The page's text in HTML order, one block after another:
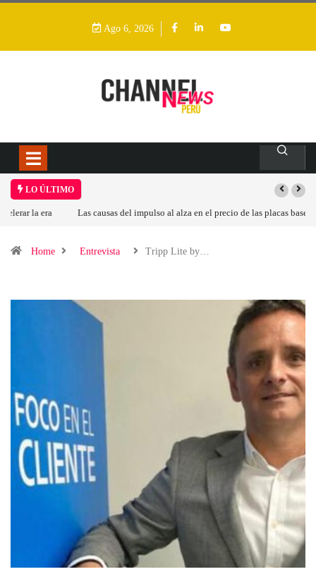
Ago 6, 2026
LO ÚLTIMO
Las causas del impulso al alza en el precio de las placas base
Home Entrevista Tripp Lite by…